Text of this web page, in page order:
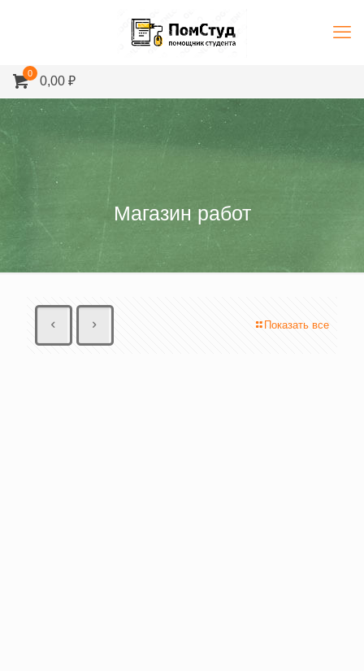
0
0,00 ₽
Магазин работ
Показать все